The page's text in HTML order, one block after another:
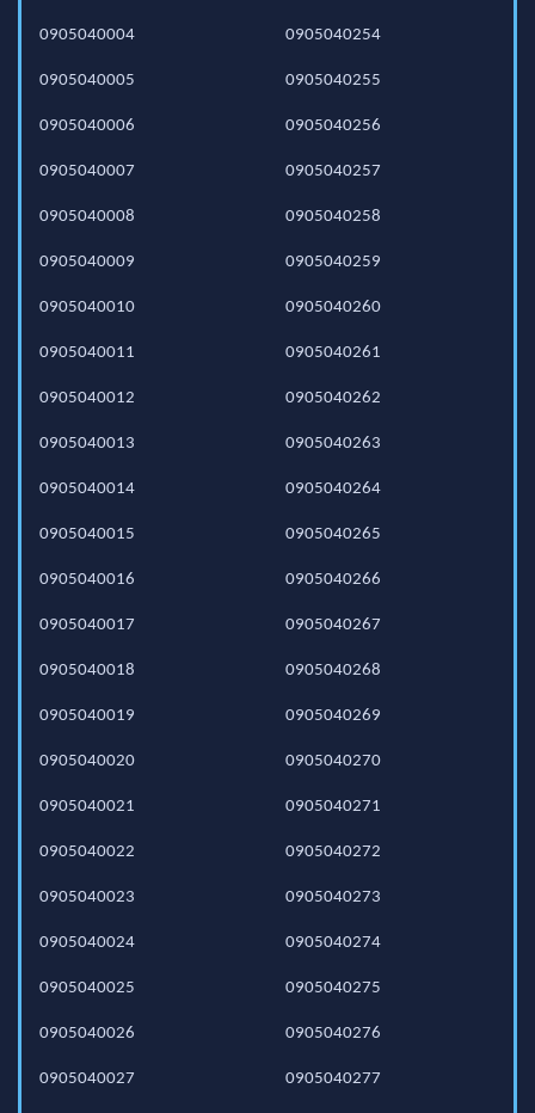
0905040004
0905040005
0905040006
0905040007
0905040008
0905040009
0905040010
0905040011
0905040012
0905040013
0905040014
0905040015
0905040016
0905040017
0905040018
0905040019
0905040020
0905040021
0905040022
0905040023
0905040024
0905040025
0905040026
0905040027
0905040254
0905040255
0905040256
0905040257
0905040258
0905040259
0905040260
0905040261
0905040262
0905040263
0905040264
0905040265
0905040266
0905040267
0905040268
0905040269
0905040270
0905040271
0905040272
0905040273
0905040274
0905040275
0905040276
0905040277